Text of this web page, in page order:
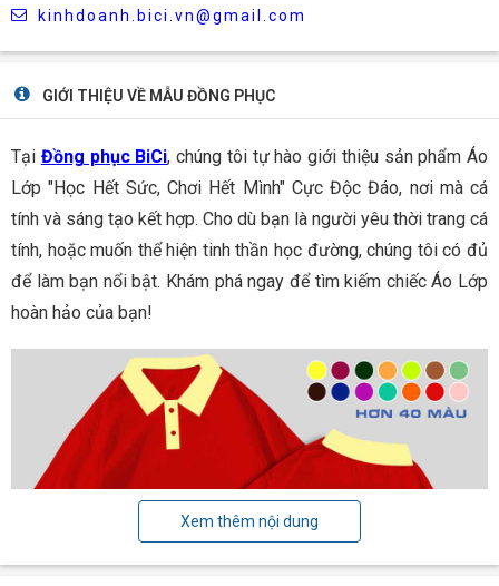
kinhdoanh.bici.vn@gmail.com
GIỚI THIỆU VỀ MẪU ĐỒNG PHỤC
Tại Đồng phục BiCi, chúng tôi tự hào giới thiệu sản phẩm Áo
Lớp "Học Hết Sức, Chơi Hết Mình" Cực Độc Đáo, nơi mà cá
tính và sáng tạo kết hợp. Cho dù bạn là người yêu thời trang cá
tính, hoặc muốn thể hiện tinh thần học đường, chúng tôi có đủ
để làm bạn nổi bật. Khám phá ngay để tìm kiếm chiếc Áo Lớp
hoàn hảo của bạn!
Xem thêm nội dung